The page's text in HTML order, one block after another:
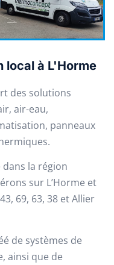
local à L'Horme
des solutions
air-eau,
panneaux
la région
sur L’Horme et
69, 63, 38 et Allier
de systèmes de
ainsi que de